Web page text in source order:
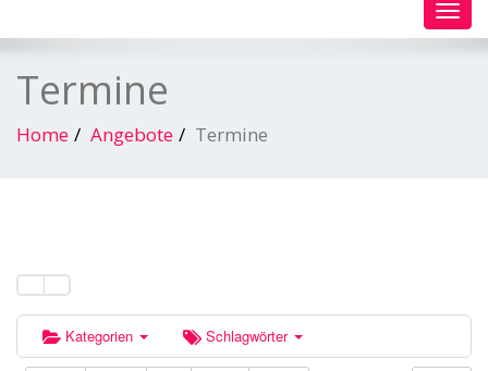
Termine
Home Angebote Termine
Kategorien Schlagwörter